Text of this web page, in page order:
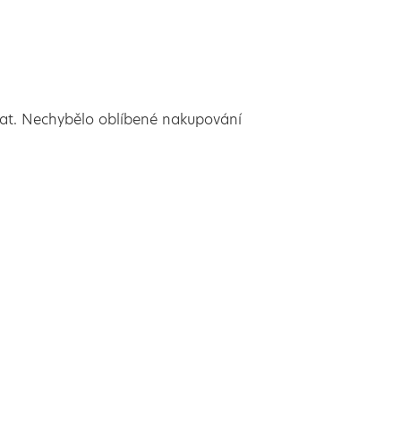
Nechybělo oblíbené nakupování